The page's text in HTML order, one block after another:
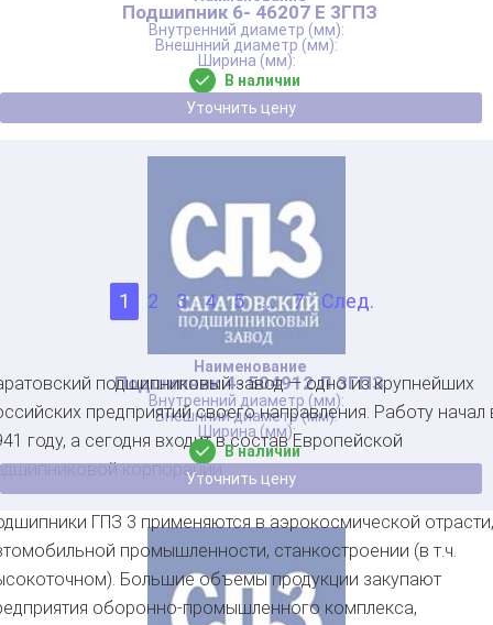
Подшипник 6- 46207 Е 3ГПЗ
В наличии
Уточнить цену
Подшипник 4- 504912 Л 3ГПЗ
В наличии
Уточнить цену
1 2 3 4 5 ... 7 След.
подшипниковый завод — одно из крупнейших
предприятий своего направления. Работу начал
году, а сегодня входит в состав Европейской
корпорации.
ГПЗ 3 применяются в аэрокосмической отрасти,
промышленности, станкостроении (в т.ч.
Большие объемы продукции закупают
оборонно-промышленного комплекса,